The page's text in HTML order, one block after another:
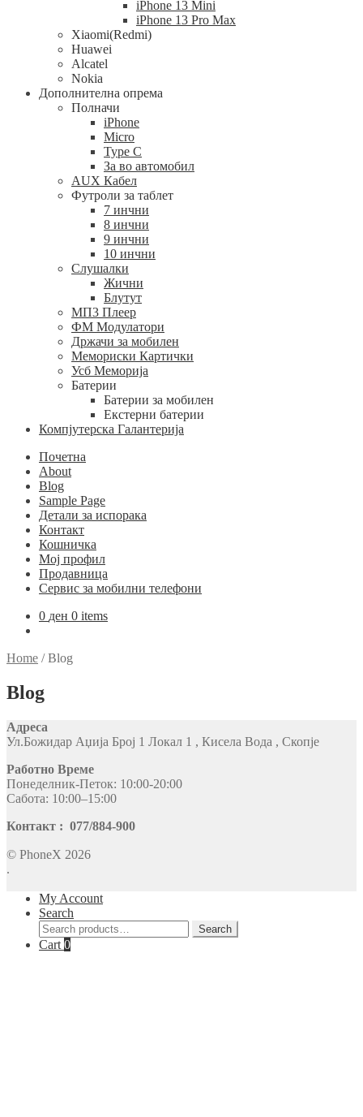
iPhone 13 Mini
iPhone 13 Pro Max
Xiaomi(Redmi)
Huawei
Alcatel
Nokia
Дополнителна опрема
Полначи
iPhone
Micro
Type C
За во автомобил
AUX Кабел
Футроли за таблет
7 инчни
8 инчни
9 инчни
10 инчни
Слушалки
Жични
Блутут
МП3 Плеер
ФМ Модулатори
Држачи за мобилен
Мемориски Картички
Усб Меморија
Батерии
Батерии за мобилен
Екстерни батерии
Компјутерска Галантерија
Почетна
About
Blog
Sample Page
Детали за испорака
Контакт
Кошничка
Мој профил
Продавница
Сервис за мобилни телефони
0 ден 0 items
Home /Blog
Blog
Адреса
Ул.Божидар Аџија Број 1 Локал 1 , Кисела Вода , Скопје
Работно Време
Понеделник-Петок: 10:00-20:00
Сабота: 10:00–15:00
Контакт : 077/884-900
© PhoneX 2026
.
My Account
Search
Search
for:
Search
Cart 0